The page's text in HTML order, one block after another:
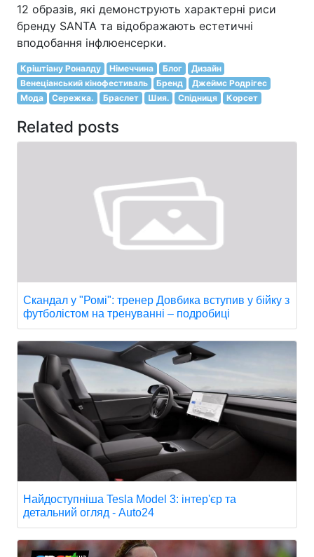
12 образів, які демонструють характерні риси
бренду SANTA та відображають естетичні
вподобання інфлюенсерки.
Кріштіану Роналду Німеччина Блог
Дизайн
Венеціанський кінофестиваль
Бренд
Джеймс Родрігес
Мода
Сережка. Браслет Шия. Спідниця Корсет
Related posts
Скандал у "Ромі": тренер Довбика вступив у бійку з
футболістом на тренуванні – подробиці
Найдоступніша Tesla Model 3: інтер'єр та
детальний огляд - Auto24